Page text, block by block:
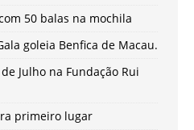
50 balas na mochila
goleia Benfica de Macau.
Julho na Fundação Rui
primeiro lugar